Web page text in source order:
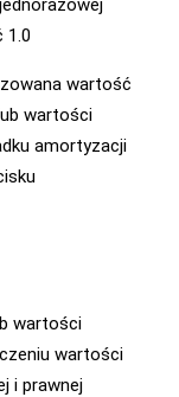
1.0
wartość
wartości
amortyzacji
wartości
wartości
i prawnej